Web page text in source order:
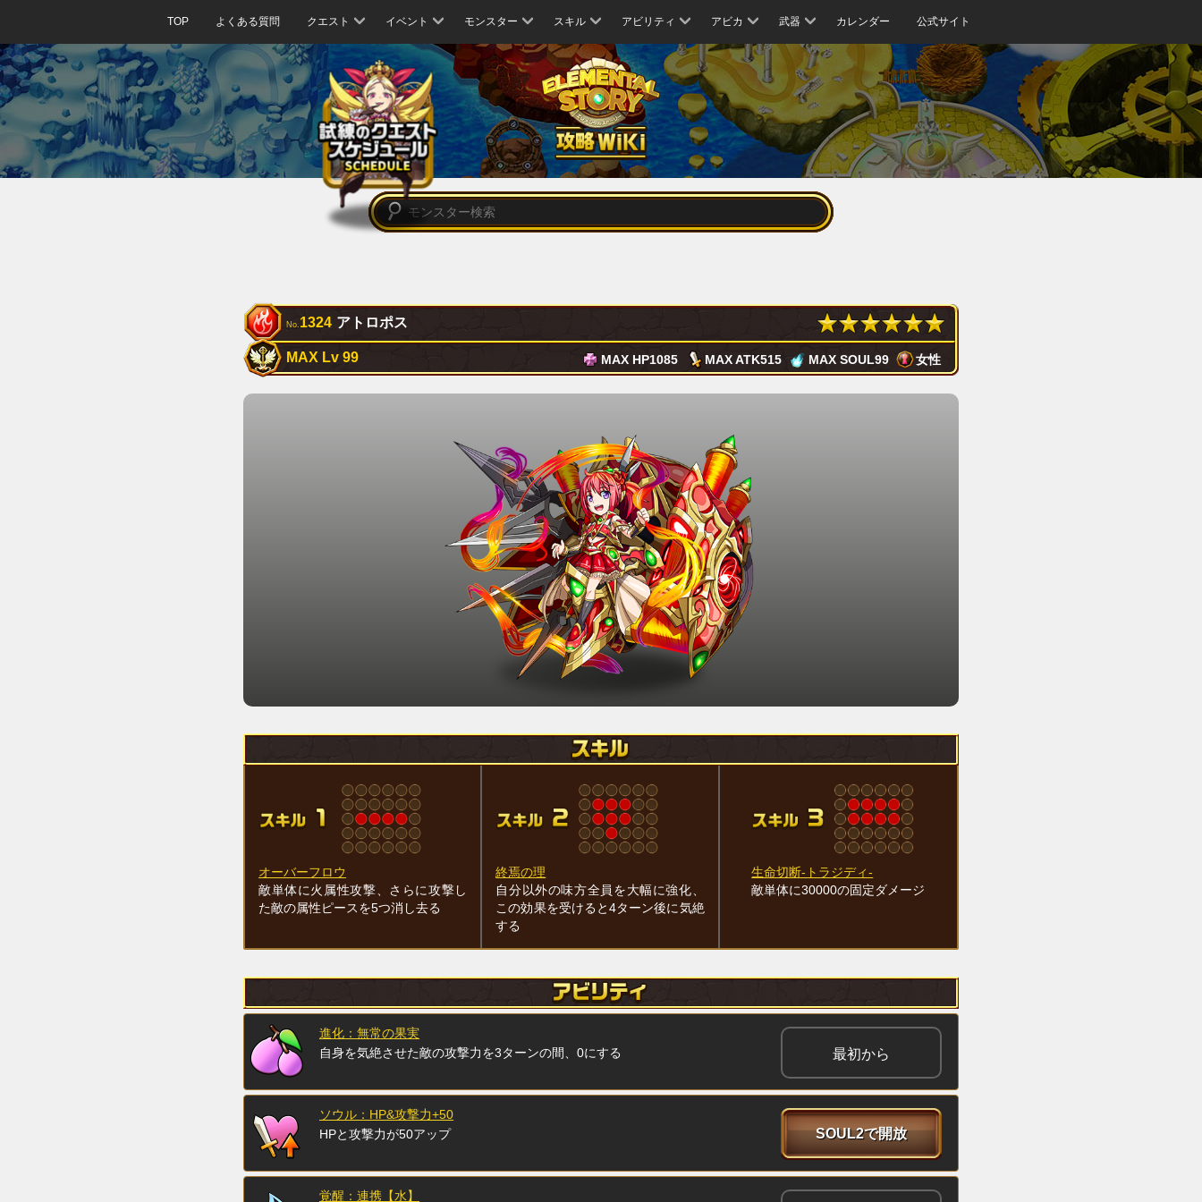
TOP よくある質問 クエスト イベント モンスター スキル アビリティ アビカ 武器 カレンダー 公式サイト
No. 1324 アトロポス
MAX Lv 99 MAX HP1085 MAX ATK515 MAX SOUL99 女性
オーバーフロウ
敵単体に火属性攻撃、さらに攻撃し
た敵の属性ピースを5つ消し去る
終焉の理
自分以外の味方全員を大幅に強化、
この効果を受けると4ターン後に気絶
する
生命切断-トラジディ-
敵単体に30000の固定ダメージ
進化：無常の果実
自身を気絶させた敵の攻撃力を3ターンの間、0にする
最初から
ソウル：HP&攻撃力+50
HPと攻撃力が50アップ
SOUL2で開放
覚醒：連携【水】